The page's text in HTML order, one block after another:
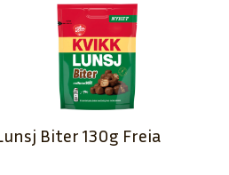
Biter 130g Freia